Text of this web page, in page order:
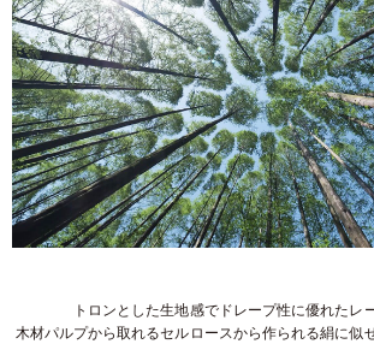
トロンとした生地感でドレープ性に優れたレ
木材パルプから取れるセルロースから作られる絹に似